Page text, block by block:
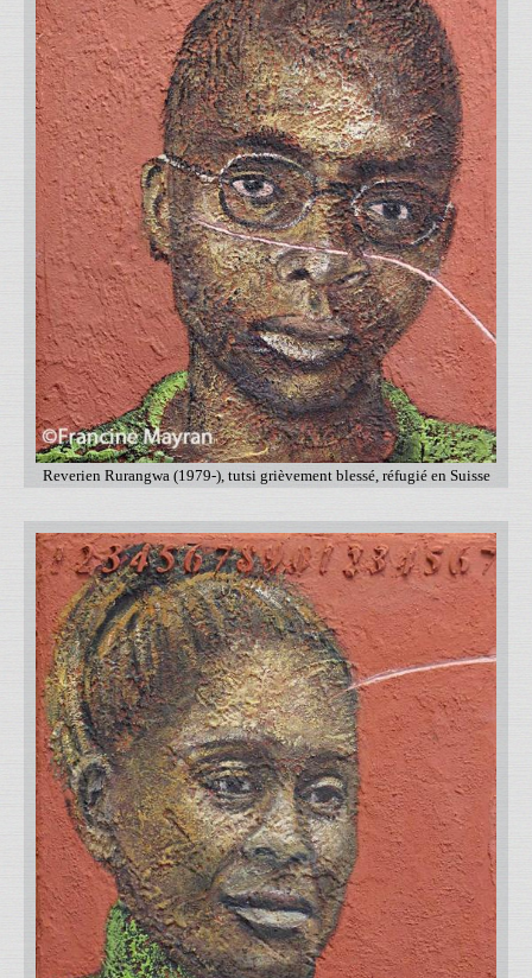
Reverien Rurangwa (1979-), tutsi grièvement blessé, réfugié en Suisse